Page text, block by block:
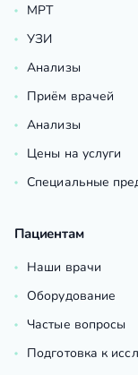
МРТ
УЗИ
Анализы
Приём врачей
Анализы
Цены на услуги
Специальные
Пациентам
Наши врачи
Оборудование
Частые вопросы
Подготовка к